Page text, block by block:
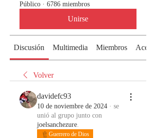
Público · 6786 miembros
Unirse
Discusión Multimedia Miembros Acerca
Volver
davidefc93
10 de noviembre de 2024 · se
unió al grupo junto con
joelsanchezure.
Guerrero de Dios